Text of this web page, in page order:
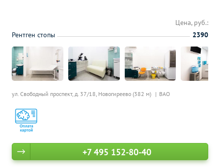
ул. Свободный проспект, д. 37/18, Новогиреево (382 м) ВАО
Цена, руб.:
Рентген стопы
2390
+7 495 152-80-40